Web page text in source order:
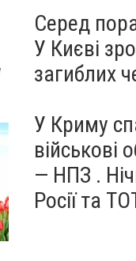
Серед
У Києві
загиблих
У Криму
військові
— НПЗ .
Росії та